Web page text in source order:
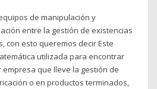
de manipulación y
entre la gestión de existencias
con esto queremos decir Este
utilizada para encontrar
empresa que lleve la gestión de
o en productos terminados,